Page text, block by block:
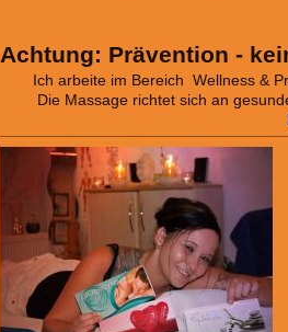
Achtung: Prävention -
Ich arbeite im Bereich Wellness &
Die Massage richtet sich an